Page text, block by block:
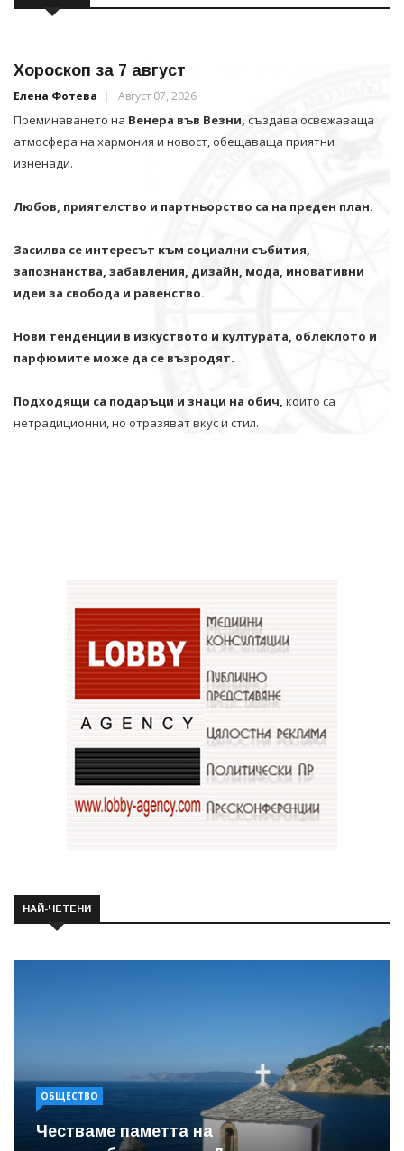
Хороскоп за 7 август
Елена Фотева Август 07, 2026
Преминаването на Венера във Везни, създава освежаваща
атмосфера на хармония и новост, обещаваща приятни
изненади.
Любов, приятелство и партньорство са на преден план.
Засилва се интересът към социални събития,
запознанства, забавления, дизайн, мода, иновативни
идеи за свобода и равенство.
Нови тенденции в изкуството и културата, облеклото и
парфюмите може да се възродят.
Подходящи са подаръци и знаци на обич, които са
нетрадиционни, но отразяват вкус и стил.
НАЙ-ЧЕТЕНИ
ОБЩЕСТВО
Честваме паметта на